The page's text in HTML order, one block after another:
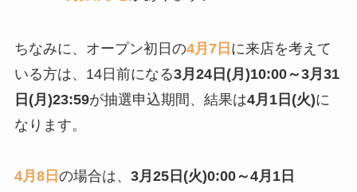
ちなみに、オープン初日の4月7日 に来店を考えて
いる方は、14日前になる3月24日(月)10:00～3月31
日(月)23:59が抽選申込期間、結果は4月1日(火)に
なります。
4月8日 の場合は、 3月25日(火)0:00～4月1日